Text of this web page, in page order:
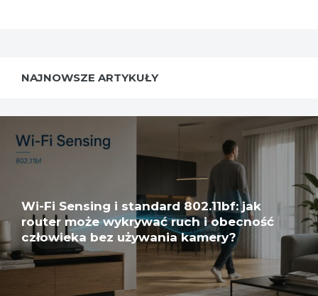
NAJNOWSZE ARTYKUŁY
Wi-Fi Sensing i standard 802.11bf: jak
router może wykrywać ruch i obecność
człowieka bez używania kamery?